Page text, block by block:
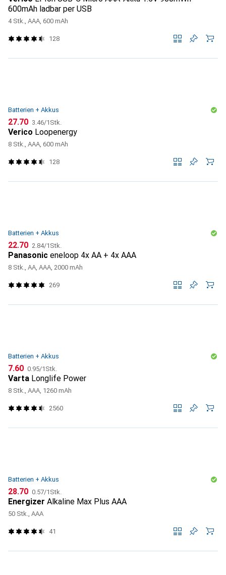
600mAh ladbar per USB
4 Stk., AAA, 600 mAh
128
Batterien + Akkus
CHF
27.70 CHF
3.46/1Stk.
Verico Loopenergy
8 Stk., AAA, 600 mAh
128
Batterien + Akkus
CHF
22.70 CHF
2.84/1Stk.
Panasonic eneloop 4x AA + 4x AAA
8 Stk., AA, AAA, 2000 mAh
269
Batterien + Akkus
CHF
7.60 CHF
0.95/1Stk.
Varta Longlife Power
8 Stk., AAA, 1260 mAh
2560
Batterien + Akkus
CHF
28.70 CHF
0.57/1Stk.
Energizer Alkaline Max Plus AAA
50 Stk., AAA
41